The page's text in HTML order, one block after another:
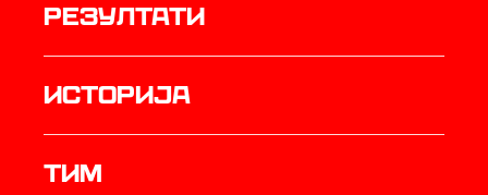
резултати
историја
ТИМ